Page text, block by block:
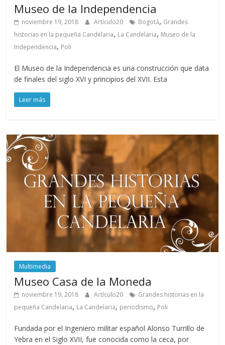
Museo de la Independencia
noviembre 19, 2018 Artículo20 Bogotá, Grandes
historias en la pequeña Candelaria, La Candelaria, Museo de la
Independencia, Poli
El Museo de la Independencia es una construcción que data
de finales del siglo XVI y principios del XVII. Esta
Leer más
Multimedia
Museo Casa de la Moneda
noviembre 19, 2018 Artículo20
Grandes historias en la
pequeña Candelaria, La Candelaria, periodismo, Poli
Fundada por el Ingeniero militar español Alonso Turrillo de
Yebra en el Siglo XVII, fue conocida como la ceca, por